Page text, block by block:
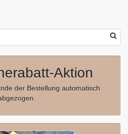
Aktion
der Bestellung automatisch